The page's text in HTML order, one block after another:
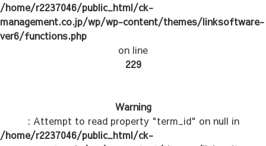
/home/r2237046/public_html/ck-
management.co.jp/wp/wp-content/themes/linksoftware-
ver6/functions.php
on line
229
Warning
: Attempt to read property "term_id" on null in
/home/r2237046/public_html/ck-